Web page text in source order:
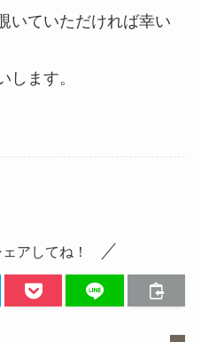
いていただければ幸い
します。
アしてね！